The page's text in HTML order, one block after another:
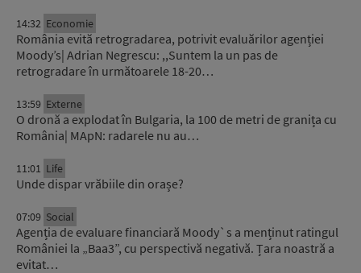
14:32 Economie
România evită retrogradarea, potrivit evaluărilor agenției
Moody’s| Adrian Negrescu: ,,Suntem la un pas de
retrogradare în următoarele 18-20…
13:59 Externe
O dronă a explodat în Bulgaria, la 100 de metri de granița cu
România| MApN: radarele nu au…
11:01 Life
Unde dispar vrăbiile din orașe?
07:09 Social
Agenția de evaluare financiară Moody`s a menținut ratingul
României la „Baa3”, cu perspectivă negativă. Țara noastră a
evitat…